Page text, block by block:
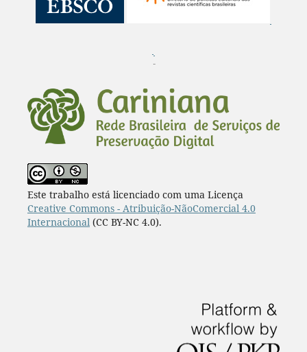
¨
Este trabalho está licenciado com uma Licença
Creative Commons - Atribuição-NãoComercial 4.0
Internacional (CC BY-NC 4.0).